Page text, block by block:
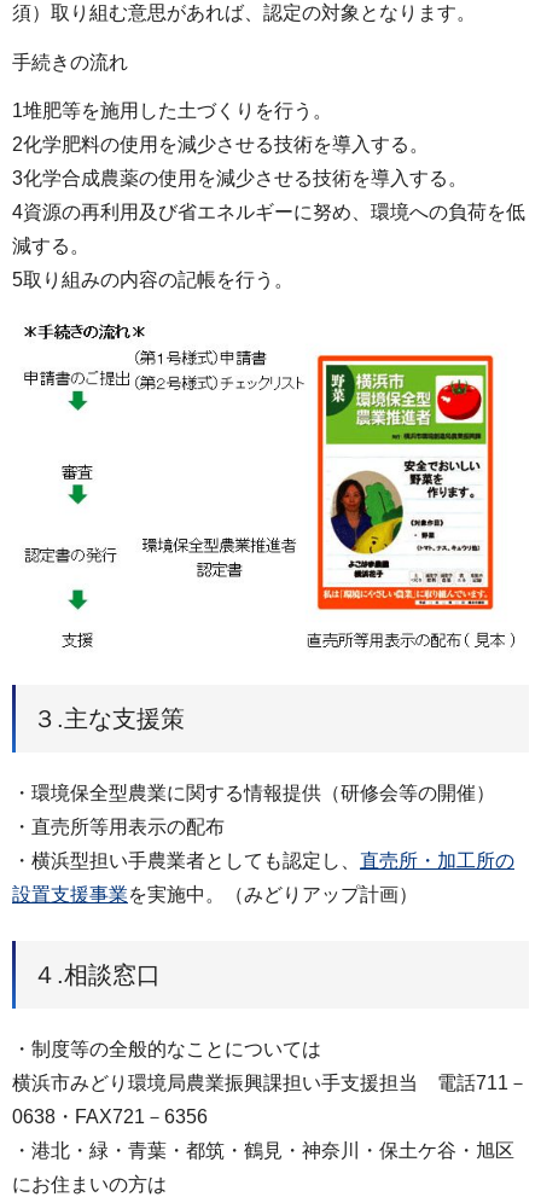
須）取り組む意思があれば、認定の対象となります。
手続きの流れ
1堆肥等を施用した土づくりを行う。
2化学肥料の使用を減少させる技術を導入する。
3化学合成農薬の使用を減少させる技術を導入する。
4資源の再利用及び省エネルギーに努め、環境への負荷を低
減する。
5取り組みの内容の記帳を行う。
３.主な支援策
・環境保全型農業に関する情報提供（研修会等の開催）
・直売所等用表示の配布
・横浜型担い手農業者としても認定し、 直売所・加工所の
設置支援事業を実施中。（みどりアップ計画）
４.相談窓口
・制度等の全般的なことについては
横浜市みどり環境局農業振興課担い手支援担当 電話711－
0638・FAX721－6356
・港北・緑・青葉・都筑・鶴見・神奈川・保土ケ谷・旭区
にお住まいの方は